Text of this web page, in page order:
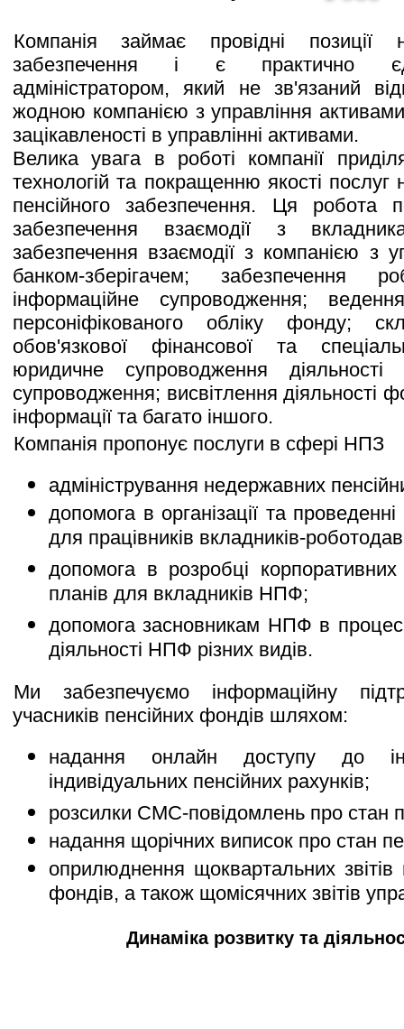
Компанія займає провідні позиції
забезпечення і є практично
адміністратором, який не зв'язаний
жодною компанією з управління
зацікавленості в управлінні активами.
Велика увага в роботі компанії
технологій та покращенню якості
пенсійного забезпечення. Ця робота
забезпечення взаємодії з
забезпечення взаємодії з компанією з
банком-зберігачем;
інформаційне супроводження;
персоніфікованого обліку фонду;
обов'язкової фінансової та
юридичне супроводження діяльності
супроводження; висвітлення діяльності
інформації та багато іншого.
Компанія пропонує послуги в сфері НПЗ
адміністрування недержавних
допомога в організації та
для працівників вкладників-
допомога в розробці
планів для вкладників НПФ;
допомога засновникам НПФ в
діяльності НПФ різних видів.
Ми забезпечуємо інформаційну
учасників пенсійних фондів шляхом:
надання онлайн доступу до
індивідуальних пенсійних рахунків;
розсилки СМС-повідомлень про стан
надання щорічних виписок про стан
оприлюднення щоквартальних звітів
фондів, а також щомісячних звітів
Динаміка розвитку та